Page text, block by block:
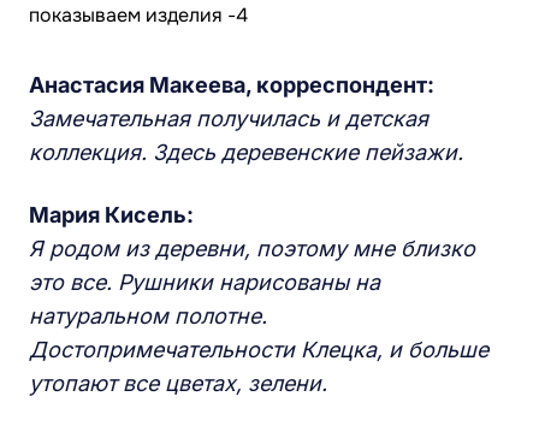
Анастасия Макеева, корреспондент:
Замечательная получилась и детская
коллекция. Здесь деревенские пейзажи.
Мария Кисель:
Я родом из деревни, поэтому мне близко
это все. Рушники нарисованы на
натуральном полотне.
Достопримечательности Клецка, и больше
утопают все цветах, зелени.